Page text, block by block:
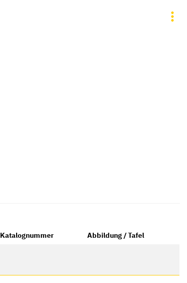
Katalognummer Abbildung / Tafel